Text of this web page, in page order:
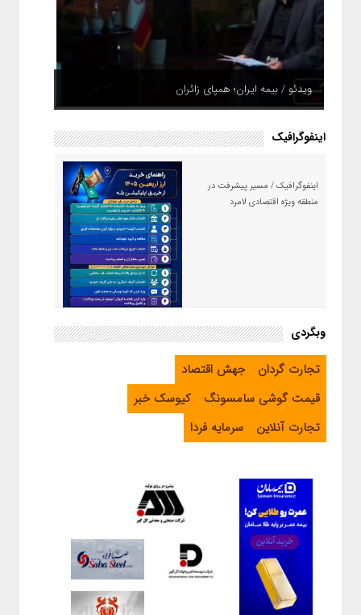
ویدئو / بیمه ایران؛ همپای زائران
اینفوگرافیک
اینفوگرافیک / مسیر پیشرفت در
منطقه ویژه اقتصادی لامرد
اینفوگرافیک / راهنمای خرید ارز
اربعین از طریق اپلیکیشن بله
وبگردی
تجارت گردان
جهش اقتصاد
قیمت گوشی سامسونگ
کیوسک خبر
تجارت آنلاین
سرمایه فردا